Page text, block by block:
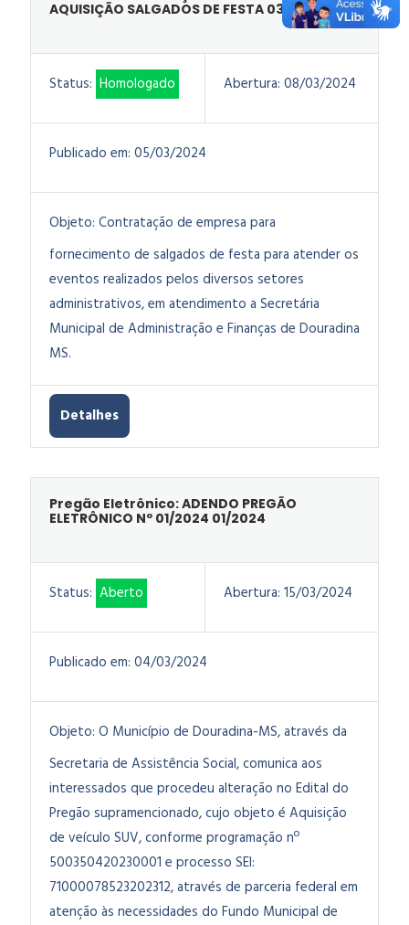
AQUISIÇÃO SALGADOS DE FESTA 03/2024
Status: Homologado Abertura: 08/03/2024
Publicado em: 05/03/2024
Objeto: Contratação de empresa para
fornecimento de salgados de festa para atender os
eventos realizados pelos diversos setores
administrativos, em atendimento a Secretária
Municipal de Administração e Finanças de Douradina
MS.
Detalhes
Pregão Eletrônico: ADENDO PREGÃO
ELETRÔNICO Nº 01/2024 01/2024
Status: Aberto Abertura: 15/03/2024
Publicado em: 04/03/2024
Objeto: O Município de Douradina-MS, através da
Secretaria de Assistência Social, comunica aos
interessados que procedeu alteração no Edital do
Pregão supramencionado, cujo objeto é Aquisição
de veículo SUV, conforme programação nº
500350420230001 e processo SEI:
71000078523202312, através de parceria federal em
atenção às necessidades do Fundo Municipal de